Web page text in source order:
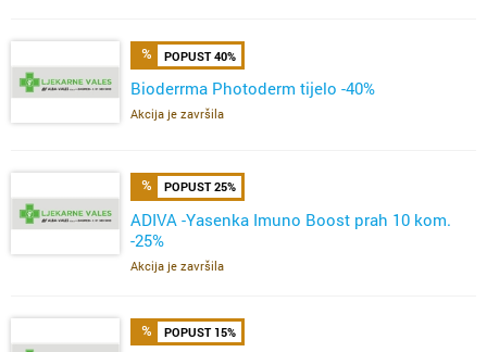
POPUST 40%
Bioderrma Photoderm tijelo -40%
Akcija je završila
POPUST 25%
ADIVA -Yasenka Imuno Boost prah 10 kom.
-25%
Akcija je završila
POPUST 15%